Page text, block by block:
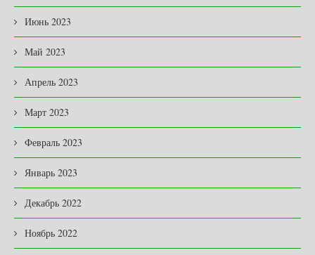
Июнь 2023
Май 2023
Апрель 2023
Март 2023
Февраль 2023
Январь 2023
Декабрь 2022
Ноябрь 2022